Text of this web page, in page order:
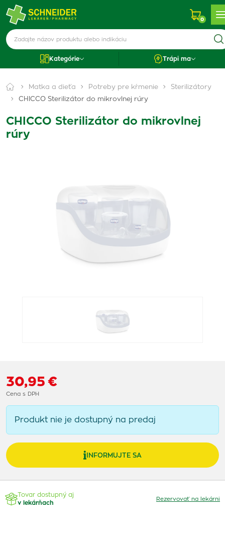
0
Kategórie Trápi ma
Matka a dieťa Potreby pre kŕmenie
Sterilizátory
CHICCO Sterilizátor do mikrovlnej rúry
CHICCO Sterilizátor do mikrovlnej
rúry
30,95 €
Cena s DPH
Produkt nie je dostupný na predaj
INFORMUJTE SA
Tovar dostupný aj
v lekárňach
Rezervovať na lekárni